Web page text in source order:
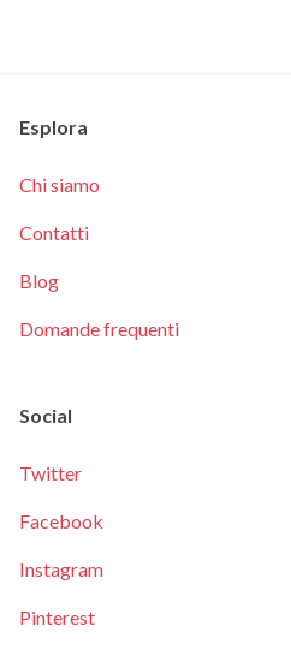
Esplora
Chi siamo
Contatti
Blog
Domande frequenti
Social
Twitter
Facebook
Instagram
Pinterest